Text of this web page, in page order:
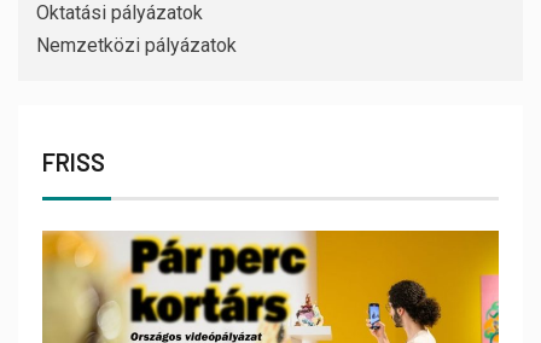
Oktatási pályázatok
Nemzetközi pályázatok
FRISS